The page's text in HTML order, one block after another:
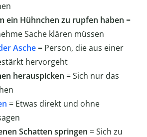
ein Hühnchen zu rupfen haben =
Sache klären müssen
Asche = Person, die aus einer
hervorgeht
herauspicken = Sich nur das
= Etwas direkt und ohne
Schatten springen = Sich zu